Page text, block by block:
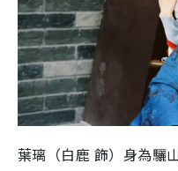
葉璃（白鹿 飾）身為驪